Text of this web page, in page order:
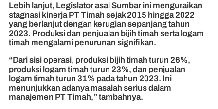
Lebih lanjut, Legislator asal Sumbar ini menguraikan
stagnasi kinerja PT Timah sejak 2015 hingga 2022
yang berlanjut dengan kerugian sepanjang tahun
2023. Produksi dan penjualan bijih timah serta logam
timah mengalami penurunan signifikan.
“Dari sisi operasi, produksi bijih timah turun 26%,
produksi logam timah turun 23%, dan penjualan
logam timah turun 31% pada tahun 2023. Ini
menunjukkan adanya masalah serius dalam
manajemen PT Timah,” tambahnya.